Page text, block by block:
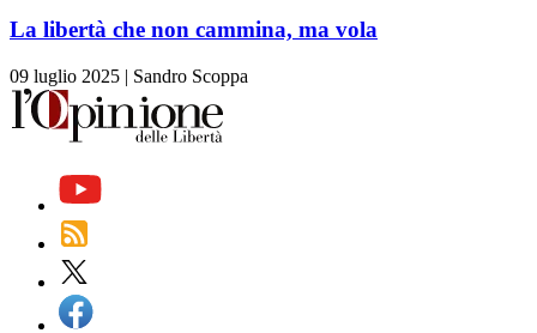
La libertà che non cammina, ma vola
09 luglio 2025 | Sandro Scoppa